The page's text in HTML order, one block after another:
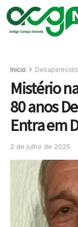
Início
Mistério
80 anos
Entra em
2 de julho de 2025